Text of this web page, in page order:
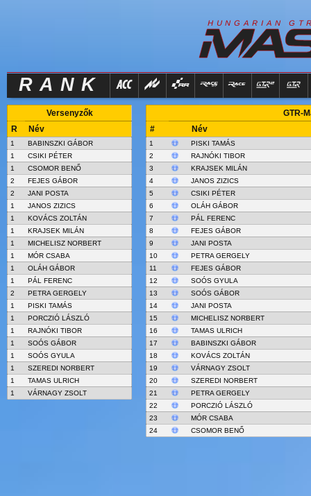
H U N G A R I A N G T
RANK
Versenyzők
R
Név
1
BABINSZKI GÁBOR
1
CSIKI PÉTER
1
CSOMOR BENŐ
2
FEJES GÁBOR
2
JANI POSTA
1
JANOS ZIZICS
1
KOVÁCS ZOLTÁN
1
KRAJSEK MILÁN
1
MICHELISZ NORBERT
1
MÓR CSABA
1
OLÁH GÁBOR
1
PÁL FERENC
2
PETRA GERGELY
1
PISKI TAMÁS
1
PORCZIÓ LÁSZLÓ
1
RAJNÓKI TIBOR
1
SOÓS GÁBOR
1
SOÓS GYULA
1
SZEREDI NORBERT
1
TAMAS ULRICH
1
VÁRNAGY ZSOLT
GTR-
#
Név
1
PISKI TAMÁS
2
RAJNÓKI TIBOR
3
KRAJSEK MILÁN
4
JANOS ZIZICS
5
CSIKI PÉTER
6
OLÁH GÁBOR
7
PÁL FERENC
8
FEJES GÁBOR
9
JANI POSTA
10
PETRA GERGELY
11
FEJES GÁBOR
12
SOÓS GYULA
13
SOÓS GÁBOR
14
JANI POSTA
15
MICHELISZ NORBERT
16
TAMAS ULRICH
17
BABINSZKI GÁBOR
18
KOVÁCS ZOLTÁN
19
VÁRNAGY ZSOLT
20
SZEREDI NORBERT
21
PETRA GERGELY
22
PORCZIÓ LÁSZLÓ
23
MÓR CSABA
24
CSOMOR BENŐ